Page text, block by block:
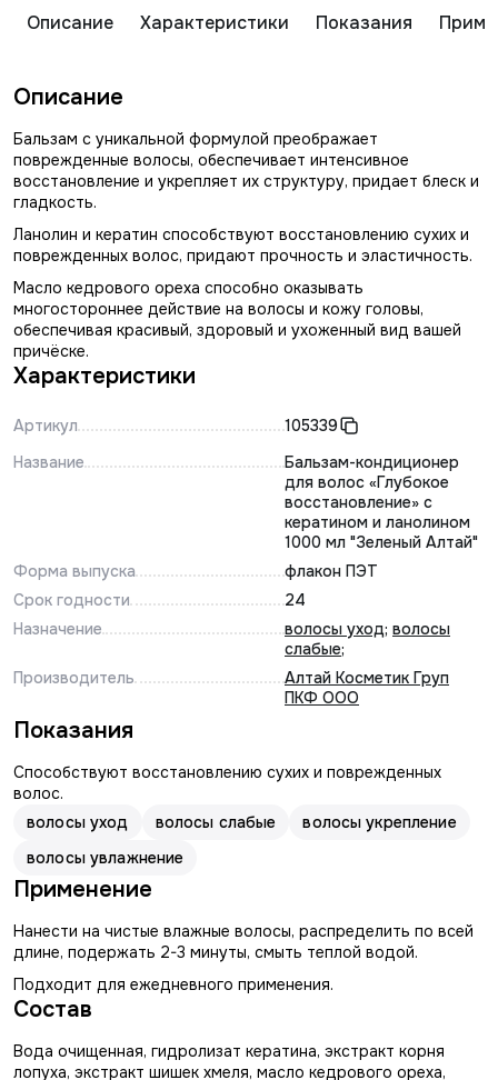
Описание Характеристики Показания
Описание
Бальзам с уникальной формулой преображает
поврежденные волосы, обеспечивает интенсивное
восстановление и укрепляет их структуру, придает блеск и
гладкость.
Ланолин и кератин способствуют восстановлению сухих и
поврежденных волос, придают прочность и эластичность.
Масло кедрового ореха способно оказывать
многостороннее действие на волосы и кожу головы,
обеспечивая красивый, здоровый и ухоженный вид вашей
причёске.
Характеристики
Артикул
105339
Название
Бальзам-кондиционер
для волос «Глубокое
восстановление» с
кератином и ланолином
1000 мл "Зеленый Алтай"
Форма выпуска
флакон ПЭТ
Срок годности
24
Назначение
волосы уход; волосы
слабые;
Производитель
Алтай Косметик Груп
ПКФ ООО
Показания
Способствуют восстановлению сухих и поврежденных
волос.
волосы уход
волосы слабые
волосы укрепление
волосы увлажнение
Применение
Нанести на чистые влажные волосы, распределить по всей
длине, подержать 2-3 минуты, смыть теплой водой.
Подходит для ежедневного применения.
Состав
Вода очищенная, гидролизат кератина, экстракт корня
лопуха, экстракт шишек хмеля, масло кедрового ореха,